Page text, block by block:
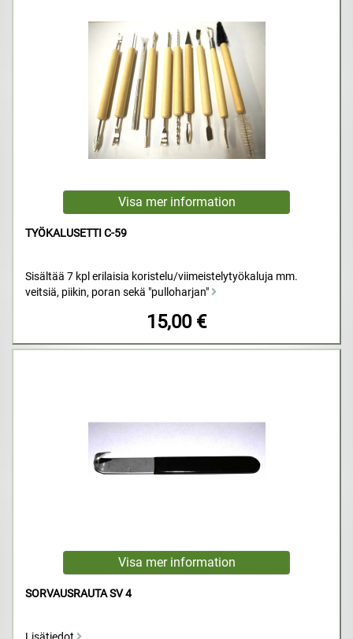
TYÖKALUSETTI C-59
Sisältää 7 kpl erilaisia koristelu/viimeistelytyökaluja mm.
veitsiä, piikin, poran sekä "pulloharjan"
15,00 €
SORVAUSRAUTA SV 4